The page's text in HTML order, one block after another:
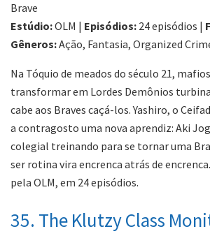
Brave
Estúdio:OLM | Episódios: 24 episódios |
Gêneros:Ação, Fantasia, Organized
Na Tóquio de meados do século 21,
transformar em Lordes Demônios
cabe aos Braves caçá-los. Yashiro, o
a contragosto uma nova aprendiz: Aki
colegial treinando para se tornar uma
ser rotina vira encrenca atrás de
pela OLM, em 24 episódios.
35. The Klutzy Class